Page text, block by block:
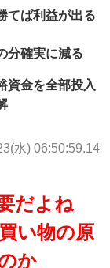
てば利益が出る
分確実に減る
資金を全部投入
水) 06:50:59.14
だよね
い物の原
か